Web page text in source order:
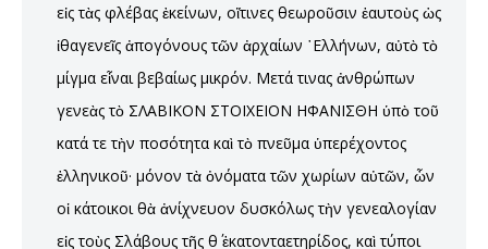
εἰς τὰς φλέβας ἐκείνων, οἵτινες θεωροῦσιν ἑαυτοὺς ὡς
ἰθαγενεῖς ἀπογόνους τῶν ἀρχαίων ῾Ελλήνων, αὐτὸ τὸ
μίγμα εἶναι βεβαίως μικρόν. Μετά τινας ἀνθρώπων
γενεὰς τὸ ΣΛΑΒΙΚΟΝ ΣΤΟΙΧΕΙΟΝ ΗΦΑΝΙΣΘΗ ὑπὸ τοῦ
κατά τε τὴν ποσότητα καὶ τὸ πνεῦμα ὑπερέχοντος
ἑλληνικοῦ· μόνον τὰ ὀνόματα τῶν χωρίων αὐτῶν, ὧν
οἱ κάτοικοι θὰ ἀνίχνευον δυσκόλως τὴν γενεαλογίαν
εἰς τοὺς Σλάβους τῆς θ΄ ἑκατονταετηρίδος, καὶ τύποι